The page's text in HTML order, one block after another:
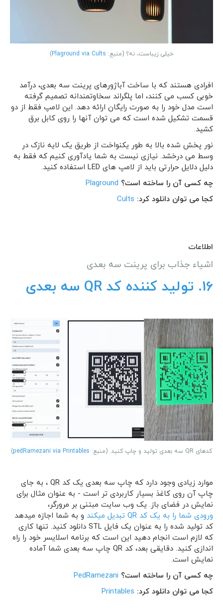
خیلی زیباست، نه؟ (منبع: Plaground via Cults
)
افرادی هستند که با ساخت آباژورهای پرینت سه بعدی، درآمد
خوبی کسب می کنند، اما پلگراند سخاوتمندانه تصمیم گرفته
است مدل خود را به صورت رایگان ارائه دهد. این لامپ فقط از دو
قسمت تشکیل شده است که می توان آنها را روی کابل برق
کشید.
نور پخش شده بالا به طور یکنواخت از طریق یک لایه نازک در
وسط می درخشد. نیازی نیست به شما یادآوری کنیم که فقط به
دلیل دلایل حرارتی باید از لامپ های LED استفاده کنید.
چه کسی آن را ساخته است؟ Plaground
کجا می توان دانلود کرد: Cults
اطلاعات
اشیاء جذاب برای پرینت سه بعدی
16. تولید کننده کد QR سه بعدی
کدهای QR سه بعدی تولید و چاپ کنید. (منبع: pedRamezani via Printables
)
موارد زیادی وجود دارد که چاپ سه بعدی یک کد QR ، به جای
چاپ آن روی کاغذ بسیار کاربردی تر است - به عنوان مثال برای
نمایش در فضای باز. یک وب سایت مبتنی بر مرورگر،
ورودی شما را به یک کد QR تبدیل میکند
و به شما اجازه میدهد
کد تولید شده را به عنوان یک فایل STL دانلود کنید. تنها کاری
که لازم است انجام دهید این است که برنامه اسلایسر خود را راه
اندازی کنید. دقایقی بعد، کد QR چاپ سه بعدی شما آماده
نمایش است.
چه کسی آن را ساخته است؟
PedRamezani
کجا می توان دانلود کرد: Printables